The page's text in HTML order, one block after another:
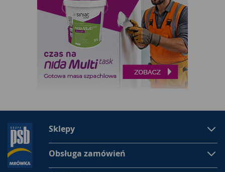
Sklepy
Obsługa zamówień